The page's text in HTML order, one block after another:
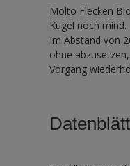
Molto Flecken
Kugel noch
Im Abstand von
ohne
Vorgang